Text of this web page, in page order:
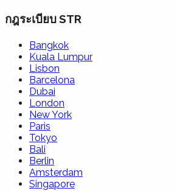
กฎระเบียบ STR
Bangkok
Kuala Lumpur
Lisbon
Barcelona
Dubai
London
New York
Paris
Tokyo
Bali
Berlin
Amsterdam
Singapore